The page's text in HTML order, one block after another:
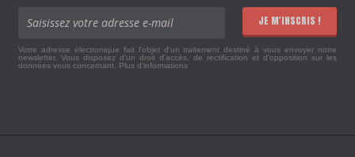
JE M'INSCRIS !
Votre adresse électronique fait l'objet d'un traitement destiné à vous envoyer notre
newsletter. Vous disposez d'un droit d'accès, de rectification et d'opposition sur les
données vous concernant. Plus d'informations